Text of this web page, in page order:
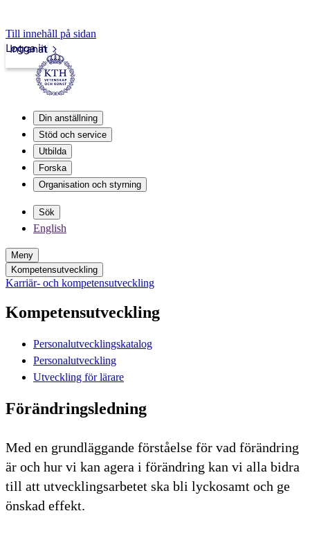
Till innehåll på sidan
Intranät
Logga in
Din anställning
Stöd och service
Utbilda
Forska
Organisation och styrning
Sök
English
Meny
Kompetensutveckling
Karriär- och kompetensutveckling
Kompetensutveckling
Personalutvecklingskatalog
Personalutveckling
Utveckling för lärare
Förändringsledning
Med en grundläggande förståelse för vad förändring
är och hur vi kan agera i förändring kan vi alla bidra
till att utvecklingsarbetet ska bli lyckosamt och ge
önskad effekt.